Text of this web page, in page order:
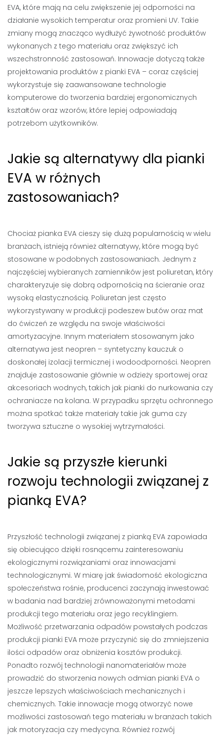
EVA, które mają na celu zwiększenie jej odporności na
działanie wysokich temperatur oraz promieni UV. Takie
zmiany mogą znacząco wydłużyć żywotność produktów
wykonanych z tego materiału oraz zwiększyć ich
wszechstronność zastosowań. Innowacje dotyczą także
projektowania produktów z pianki EVA – coraz częściej
wykorzystuje się zaawansowane technologie
komputerowe do tworzenia bardziej ergonomicznych
kształtów oraz wzorów, które lepiej odpowiadają
potrzebom użytkowników.
Jakie są alternatywy dla pianki
EVA w różnych
zastosowaniach?
Chociaż pianka EVA cieszy się dużą popularnością w wielu
branżach, istnieją również alternatywy, które mogą być
stosowane w podobnych zastosowaniach. Jednym z
najczęściej wybieranych zamienników jest poliuretan, który
charakteryzuje się dobrą odpornością na ścieranie oraz
wysoką elastycznością. Poliuretan jest często
wykorzystywany w produkcji podeszew butów oraz mat
do ćwiczeń ze względu na swoje właściwości
amortyzacyjne. Innym materiałem stosowanym jako
alternatywa jest neopren – syntetyczny kauczuk o
doskonałej izolacji termicznej i wodoodporności. Neopren
znajduje zastosowanie głównie w odzieży sportowej oraz
akcesoriach wodnych, takich jak pianki do nurkowania czy
ochraniacze na kolana. W przypadku sprzętu ochronnego
można spotkać także materiały takie jak guma czy
tworzywa sztuczne o wysokiej wytrzymałości.
Jakie są przyszłe kierunki
rozwoju technologii związanej z
pianką EVA?
Przyszłość technologii związanej z pianką EVA zapowiada
się obiecująco dzięki rosnącemu zainteresowaniu
ekologicznymi rozwiązaniami oraz innowacjami
technologicznymi. W miarę jak świadomość ekologiczna
społeczeństwa rośnie, producenci zaczynają inwestować
w badania nad bardziej zrównoważonymi metodami
produkcji tego materiału oraz jego recyklingiem.
Możliwość przetwarzania odpadów powstałych podczas
produkcji pianki EVA może przyczynić się do zmniejszenia
ilości odpadów oraz obniżenia kosztów produkcji.
Ponadto rozwój technologii nanomateriałów może
prowadzić do stworzenia nowych odmian pianki EVA o
jeszcze lepszych właściwościach mechanicznych i
chemicznych. Takie innowacje mogą otworzyć nowe
możliwości zastosowań tego materiału w branżach takich
jak motoryzacja czy medycyna. Również rozwój